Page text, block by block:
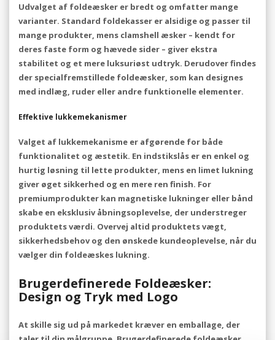
Udvalget af foldeæsker er bredt og omfatter mange
varianter. Standard foldekasser er alsidige og passer til
mange produkter, mens clamshell æsker – kendt for
deres faste form og hævede sider – giver ekstra
stabilitet og et mere luksuriøst udtryk. Derudover findes
der specialfremstillede foldeæsker, som kan designes
med indlæg, ruder eller andre funktionelle elementer.
Effektive lukkemekanismer
Valget af lukkemekanisme er afgørende for både
funktionalitet og æstetik. En indstikslås er en enkel og
hurtig løsning til lette produkter, mens en limet lukning
giver øget sikkerhed og en mere ren finish. For
premiumprodukter kan magnetiske lukninger eller bånd
skabe en eksklusiv åbningsoplevelse, der understreger
produktets værdi. Overvej altid produktets vægt,
sikkerhedsbehov og den ønskede kundeoplevelse, når du
vælger din foldeæskes lukning.
Brugerdefinerede Foldeæsker:
Design og Tryk med Logo
At skille sig ud på markedet kræver en emballage, der